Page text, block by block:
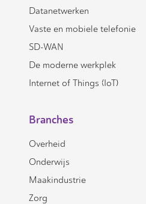
Datanetwerken
Vaste en mobiele telefonie
SD-WAN
De moderne werkplek
Internet of Things (IoT)
Branches
Overheid
Onderwijs
Maakindustrie
Zorg